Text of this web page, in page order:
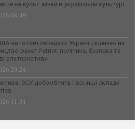
на культ жінки в українській культурі
08:49
не готові передати Україні ліцензію на
ракет Patriot: політика, безпека та
альтернативи
20:24
ЗСУ добомблять і всі інші склади
11:31